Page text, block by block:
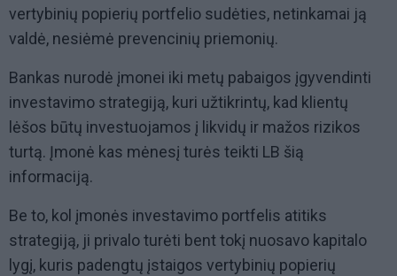
vertybinių popierių portfelio sudėties, netinkamai ją
valdė, nesiėmė prevencinių priemonių.
Bankas nurodė įmonei iki metų pabaigos įgyvendinti
investavimo strategiją, kuri užtikrintų, kad klientų
lėšos būtų investuojamos į likvidų ir mažos rizikos
turtą. Įmonė kas mėnesį turės teikti LB šią
informaciją.
Be to, kol įmonės investavimo portfelis atitiks
strategiją, ji privalo turėti bent tokį nuosavo kapitalo
lygį, kuris padengtų įstaigos vertybinių popierių